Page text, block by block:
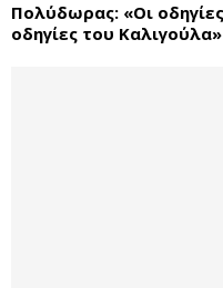
Πολύδωρας: «Οι
οδηγίες του Καλιγούλα»